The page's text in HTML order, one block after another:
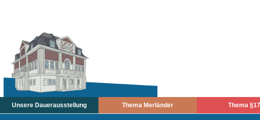
Unsere Dauerausstellung Thema Merländer Thema